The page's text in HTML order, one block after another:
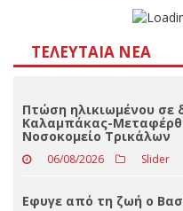
ΤΕΛΕΥΤΑΊΑ ΝΈΑ
Πτώση ηλικιωμένου σε
Καλαμπάκας-
Νοσοκομείο Τρικάλων
06/08/2026 Slider
Eφυγε από τη ζωή ο